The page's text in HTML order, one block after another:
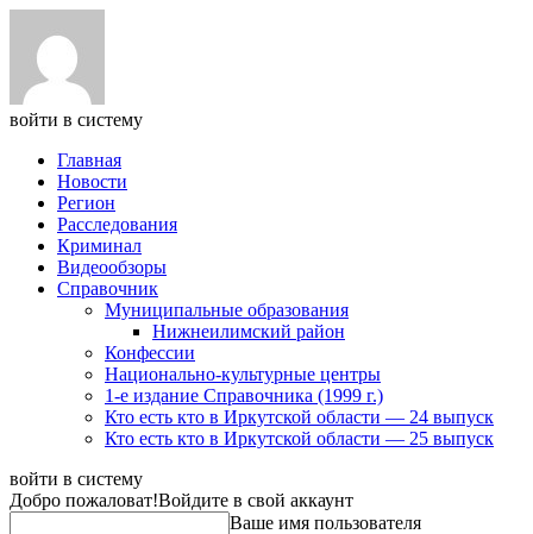
войти в систему
Главная
Новости
Регион
Расследования
Криминал
Видеообзоры
Справочник
Муниципальные образования
Нижнеилимский район
Конфессии
Национально-культурные центры
1-е издание Справочника (1999 г.)
Кто есть кто в Иркутской области — 24 выпуск
Кто есть кто в Иркутской области — 25 выпуск
войти в систему
Добро пожаловат!Войдите в свой аккаунт
Ваше имя пользователя